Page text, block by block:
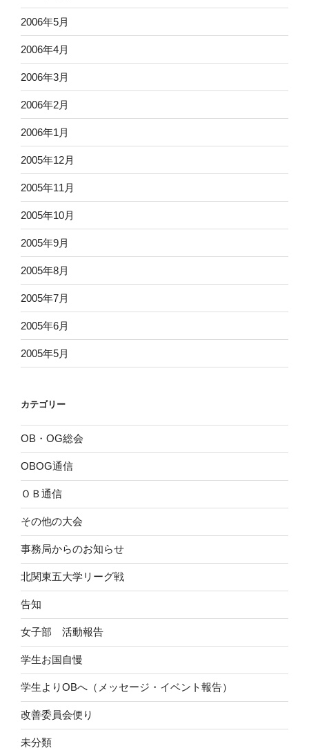
2006年5月
2006年4月
2006年3月
2006年2月
2006年1月
2005年12月
2005年11月
2005年10月
2005年9月
2005年8月
2005年7月
2005年6月
2005年5月
カテゴリー
OB・OG総会
OBOG通信
ＯＢ通信
その他の大会
事務局からのお知らせ
北関東五大学リーグ戦
告知
女子部 活動報告
学生お国自慢
学生よりOBへ（メッセージ・イベント報告）
改善委員会便り
未分類